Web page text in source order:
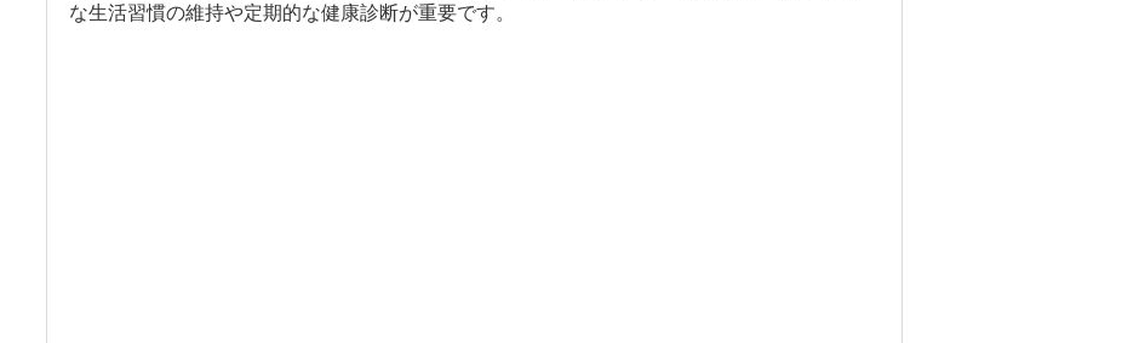
な生活習慣の維持や定期的な健康診断が重要です。